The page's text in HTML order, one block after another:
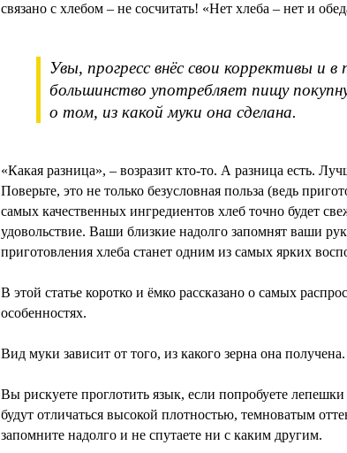
связано с хлебом – не сосчитать! «Нет хлеба – нет и
Увы, прогресс внёс свои коррективы и
большинство употребляет пищу
о том, из какой муки она сделана.
«Какая разница», – возразит кто-то. А разница есть.
Поверьте, это не только безусловная польза (ведь
самых качественных ингредиентов хлеб точно будет
удовольствие. Ваши близкие надолго запомнят ваши
приготовления хлеба станет одним из самых ярких
В этой статье коротко и ёмко рассказано о самых
особенностях.
Вид муки зависит от того, из какого зерна она получена.
Вы рискуете проглотить язык, если попробуете
будут отличаться высокой плотностью, темноватым
запомните надолго и не спутаете ни с каким другим.